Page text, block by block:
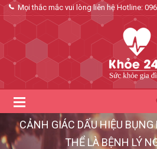
Mọi thắc mắc vui lòng liên hệ Hotline:
CẢNH GIÁC DẤU HIỆU
THỂ LÀ BỆNH LÝ